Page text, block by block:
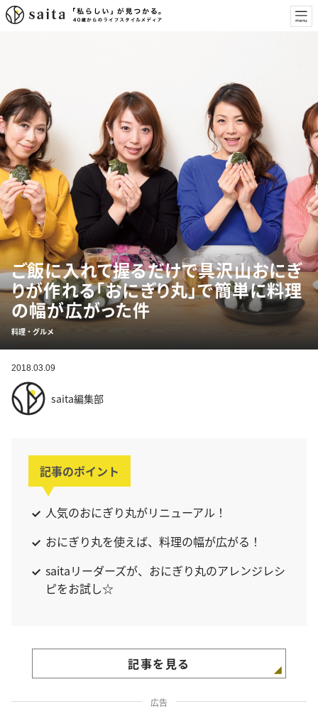
ご飯に入れて握るだけで具沢山おにぎ
りが作れる「おにぎり丸」で簡単に料理
の幅が広がった件
料理・グルメ
2018.03.09
saita編集部
記事のポイント
人気のおにぎり丸がリニューアル！
おにぎり丸を使えば、料理の幅が広がる！
saitaリーダーズが、おにぎり丸のアレンジレシ
ピをお試し☆
記事を見る
広告